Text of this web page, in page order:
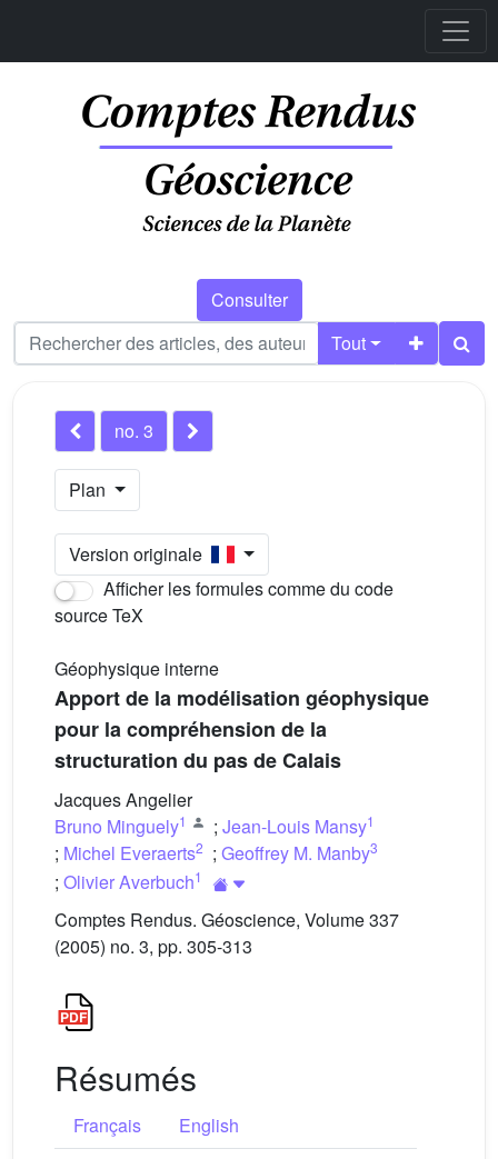
Consulter
Tout
no. 3
Plan
Version originale
Afficher les formules comme du code
source TeX
Géophysique interne
Apport de la modélisation géophysique
pour la compréhension de la
structuration du pas de Calais
Jacques Angelier
Bruno Minguely1 ; Jean-Louis Mansy1
; Michel Everaerts2 ; Geoffrey M. Manby3
; Olivier Averbuch1
Comptes Rendus. Géoscience, Volume 337
(2005) no. 3, pp. 305-313
Résumés
Français
English